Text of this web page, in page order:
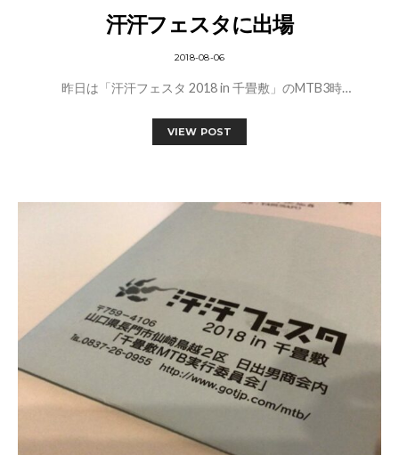
汗汗フェスタに出場
2018-08-06
昨日は「汗汗フェスタ 2018 in 千畳敷」のMTB3時…
VIEW POST